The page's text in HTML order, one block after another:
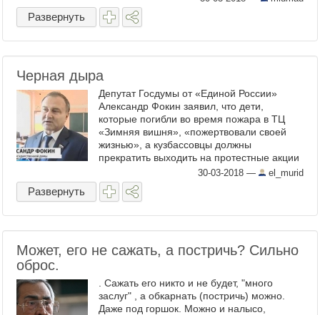
Развернуть
Черная дыра
Депутат Госдумы от «Единой России»
Александр Фокин заявил, что дети,
которые погибли во время пожара в ТЦ
«Зимняя вишня», «пожертвовали своей
жизнью», а кузбассовцы должны
прекратить выходить на протестные акции
и поддержать президента Владимира
Путина. «Кузбассовцы, сегодня мы все ...
30-03-2018 — el_murid
Развернуть
Может, его не сажать, а постричь? Сильно
оброс.
. Сажать его никто и не будет, "много
заслуг" , а обкарнать (постричь) можно.
Даже под горшок. Можно и налысо,